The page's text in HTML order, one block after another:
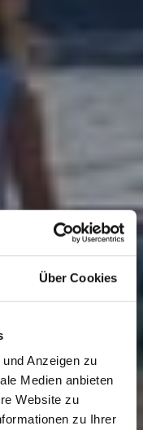
Über Cookies
Anzeigen zu
Medien anbieten
Website zu
zu Ihrer